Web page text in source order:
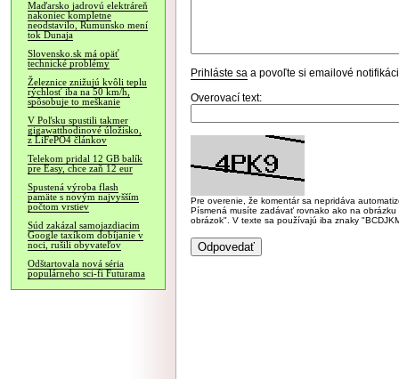
Maďarsko jadrovú elektráreň
nakoniec kompletne
neodstavilo, Rumunsko mení
tok Dunaja
Slovensko.sk má opäť
technické problémy
Železnice znižujú kvôli teplu
rýchlosť iba na 50 km/h,
spôsobuje to meškanie
V Poľsku spustili takmer
gigawatthodinové úložisko,
z LiFePO4 článkov
Telekom pridal 12 GB balík
pre Easy, chce zaň 12 eur
Spustená výroba flash
pamäte s novým najvyšším
počtom vrstiev
Súd zakázal samojazdiacim
Google taxíkom dobíjanie v
noci, rušili obyvateľov
Odštartovala nová séria
populárneho sci-fi Futurama
Prihláste sa a povoľte si emailové
Overovací text:
Pre overenie, že komentár sa nepridáva
Písmená musíte zadávať rovnako ako na
obrázok". V texte sa používajú iba znaky